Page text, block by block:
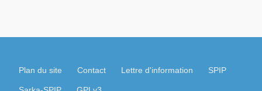
Plan du site Contact Lettre d'information SPIP